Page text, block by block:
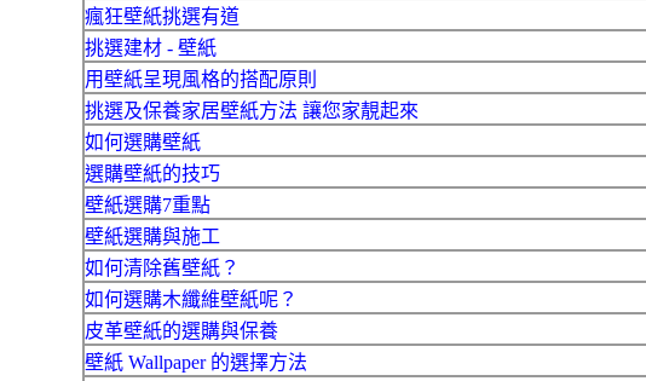
瘋狂壁紙挑選有道
挑選建材 - 壁紙
用壁紙呈現風格的搭配原則
挑選及保養家居壁紙方法 讓您家靚起來
如何選購壁紙
選購壁紙的技巧
壁紙選購7重點
壁紙選購與施工
如何清除舊壁紙？
如何選購木纖維壁紙呢？
皮革壁紙的選購與保養
壁紙 Wallpaper 的選擇方法